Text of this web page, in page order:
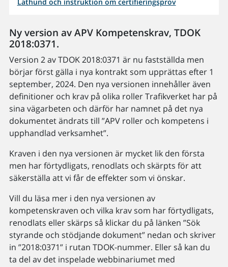
Ny version av APV Kompetenskrav, TDOK
2018:0371.
Version 2 av TDOK 2018:0371 är nu fastställda men
börjar först gälla i nya kontrakt som upprättas efter 1
september, 2024. Den nya versionen innehåller även
definitioner och krav på olika roller Trafikverket har på
sina vägarbeten och därför har namnet på det nya
dokumentet ändrats till ”APV roller och kompetens i
upphandlad verksamhet”.
Kraven i den nya versionen är mycket lik den första
men har förtydligats, renodlats och skärpts för att
säkerställa att vi får de effekter som vi önskar.
Vill du läsa mer i den nya versionen av
kompetenskraven och vilka krav som har förtydligats,
renodlats eller skärps så klickar du på länken ”Sök
styrande och stödjande dokument” nedan och skriver
in ”2018:0371” i rutan TDOK-nummer. Eller så kan du
ta del av det inspelade webbinariumet med